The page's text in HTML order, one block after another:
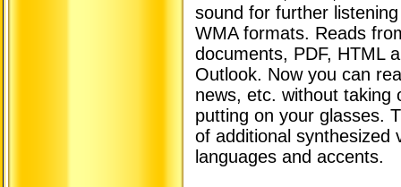
sound for further
WMA formats. Reads
documents, PDF, HTML
Outlook. Now you can
news, etc. without taking
putting on your glasses.
of additional synthesized
languages ​​and accents.